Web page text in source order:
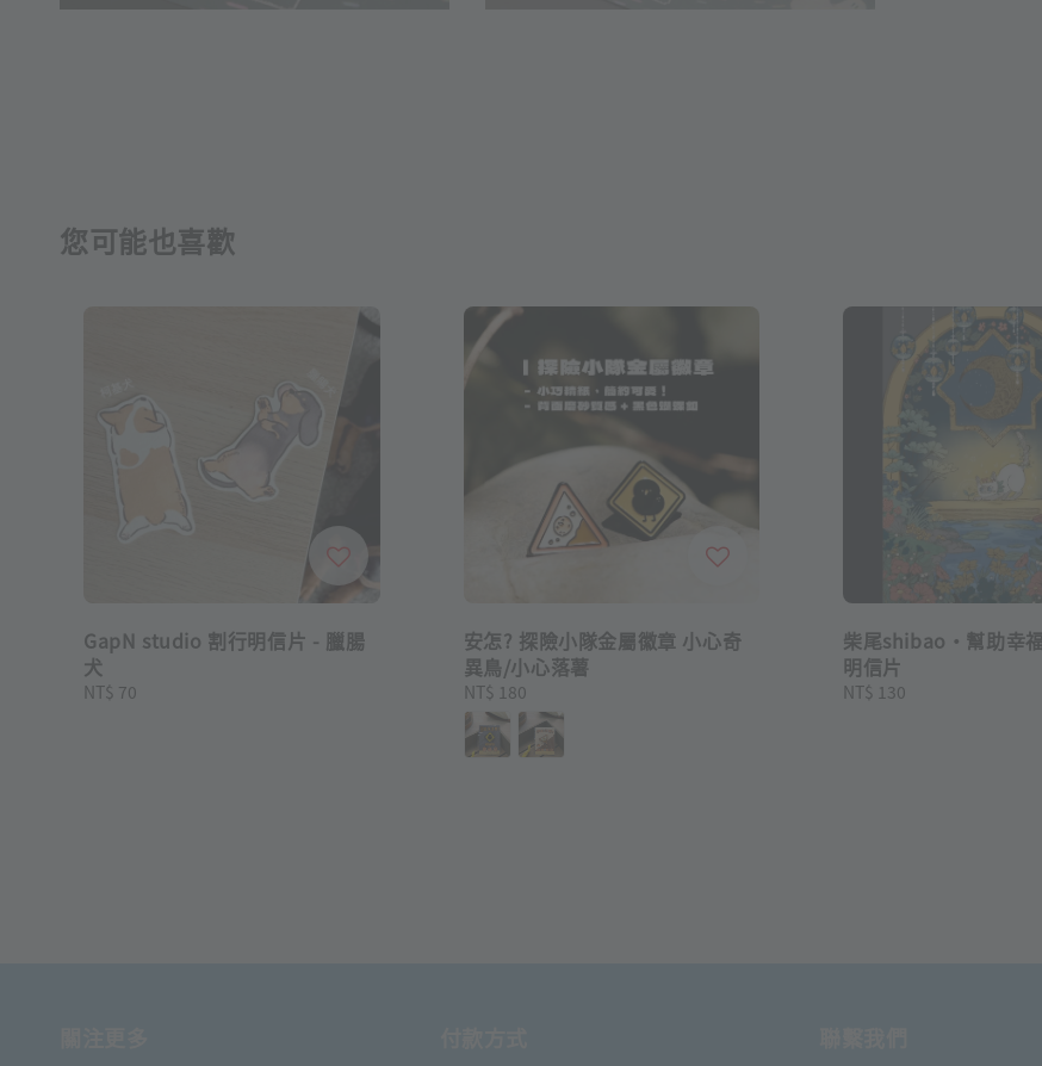
您可能也喜歡
GapN studio 割行明信片 - 臘腸
犬
Regular
NT$ 70
安怎? 探險小隊金屬徽章 小心奇
異鳥/小心落薯
Regular
price
NT$ 180
柴尾shibao・幫助幸
明信片
Regular
NT$ 130